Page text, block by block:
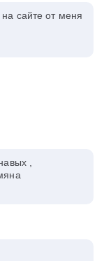
сайте от меня
,